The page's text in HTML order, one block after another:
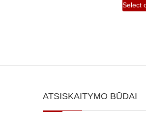
Select
ATSISKAITYMO BŪDAI